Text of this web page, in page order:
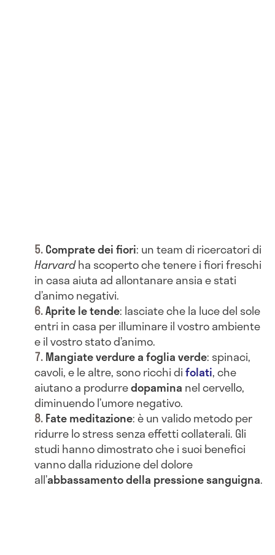
Comprate dei fiori: un team di ricercatori di
Harvardha scoperto che tenere i fiori freschi
in casa aiuta ad allontanare ansia e stati
d’animo negativi.
Aprite le tende: lasciate che la luce del sole
entri in casa per illuminare il vostro ambiente
e il vostro stato d’animo.
Mangiate verdure a foglia verde: spinaci,
cavoli, e le altre, sono ricchi difolati, che
aiutano a produrredopamina nel cervello,
diminuendo l’umore negativo.
Fate meditazione: è un valido metodo per
ridurre lo stress senza effetti collaterali. Gli
studi hanno dimostrato che i suoi benefici
vanno dalla riduzione del dolore
all’abbassamento della pressione sanguigna.